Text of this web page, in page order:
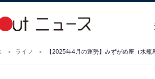
ライフ 【2025年4月の運勢】みずがめ座（水